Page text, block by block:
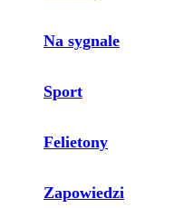
Na sygnale
Sport
Felietony
Zapowiedzi